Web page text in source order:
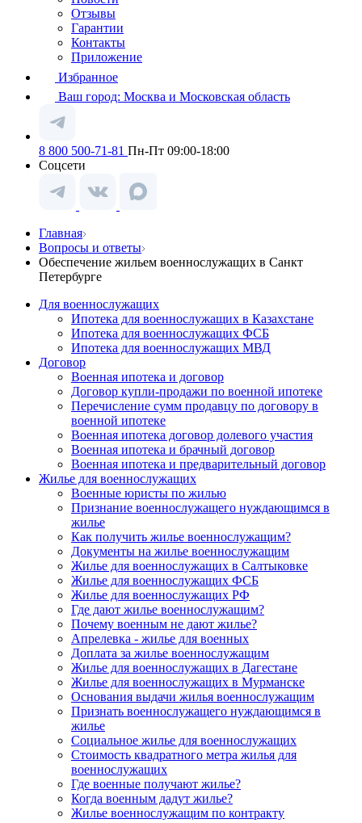
Отзывы
Гарантии
Контакты
Приложение
Избранное
Ваш город: Москва и Московская область
8 800 500-71-81 Пн-Пт 09:00-18:00
Соцсети
Главная
Вопросы и ответы
Обеспечение жильем военнослужащих в Санкт
Петербурге
Для военнослужащих
Ипотека для военнослужащих в Казахстане
Ипотека для военнослужащих ФСБ
Ипотека для военнослужащих МВД
Договор
Военная ипотека и договор
Договор купли-продажи по военной ипотеке
Перечисление сумм продавцу по договору в
военной ипотеке
Военная ипотека договор долевого участия
Военная ипотека и брачный договор
Военная ипотека и предварительный договор
Жилье для военнослужащих
Военные юристы по жилью
Признание военнослужащего нуждающимся в
жилье
Как получить жилье военнослужащим?
Документы на жилье военнослужащим
Жилье для военнослужащих в Салтыковке
Жилье для военнослужащих ФСБ
Жилье для военнослужащих РФ
Где дают жилье военнослужащим?
Почему военным не дают жилье?
Апрелевка - жилье для военных
Доплата за жилье военнослужащим
Жилье для военнослужащих в Дагестане
Жилье для военнослужащих в Мурманске
Основания выдачи жилья военнослужащим
Признать военнослужащего нуждающимся в
жилье
Социальное жилье для военнослужащих
Стоимость квадратного метра жилья для
военнослужащих
Где военные получают жилье?
Когда военным дадут жилье?
Жилье военнослужащим по контракту